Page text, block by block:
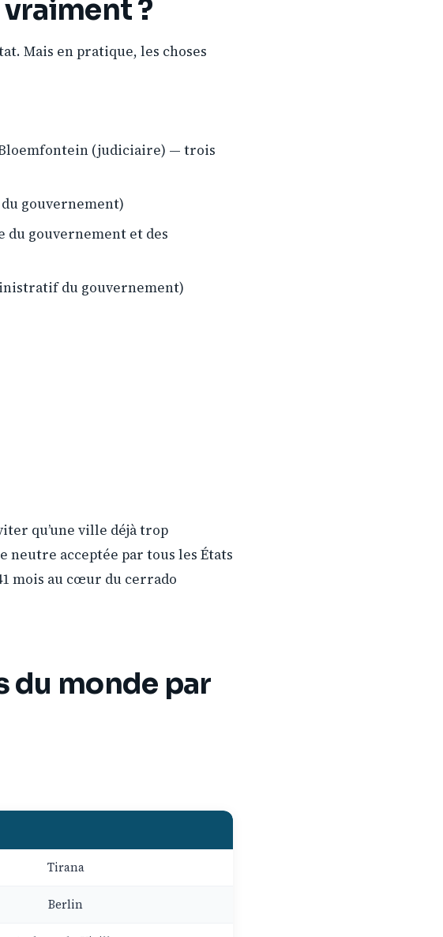
?
Mais en pratique, les choses
(judiciaire) — trois
gouvernement)
du gouvernement et des
du gouvernement)
qu’une ville déjà trop
neutre acceptée par tous les États
mois au cœur du cerrado
du monde par
Tirana
Berlin